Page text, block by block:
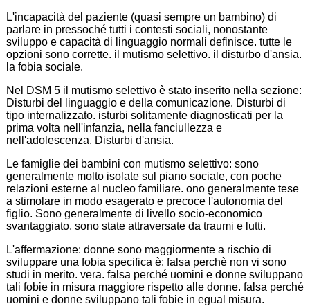
L'incapacità del paziente (quasi sempre un bambino) di
parlare in pressoché tutti i contesti sociali, nonostante
sviluppo e capacità di linguaggio normali definisce. tutte le
opzioni sono corrette. il mutismo selettivo. il disturbo d'ansia.
la fobia sociale.
Nel DSM 5 il mutismo selettivo è stato inserito nella sezione:
Disturbi del linguaggio e della comunicazione. Disturbi di
tipo internalizzato. isturbi solitamente diagnosticati per la
prima volta nell'infanzia, nella fanciullezza e
nell'adolescenza. Disturbi d'ansia.
Le famiglie dei bambini con mutismo selettivo: sono
generalmente molto isolate sul piano sociale, con poche
relazioni esterne al nucleo familiare. ono generalmente tese
a stimolare in modo esagerato e precoce l'autonomia del
figlio. Sono generalmente di livello socio-economico
svantaggiato. sono state attraversate da traumi e lutti.
L'affermazione: donne sono maggiormente a rischio di
sviluppare una fobia specifica è: falsa perchè non vi sono
studi in merito. vera. falsa perché uomini e donne sviluppano
tali fobie in misura maggiore rispetto alle donne. falsa perché
uomini e donne sviluppano tali fobie in egual misura.